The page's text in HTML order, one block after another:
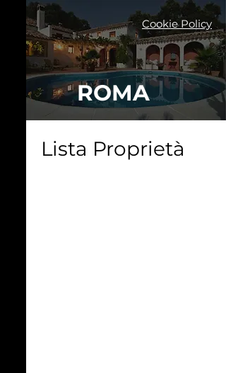
Cookie Policy
ROMA
Lista Proprietà